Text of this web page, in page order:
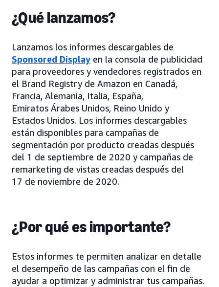
¿Qué lanzamos?
Lanzamos los informes descargables de
Sponsored Display en la consola de publicidad
para proveedores y vendedores registrados en
el Brand Registry de Amazon en Canadá,
Francia, Alemania, Italia, España,
Emiratos Árabes Unidos, Reino Unido y
Estados Unidos. Los informes descargables
están disponibles para campañas de
segmentación por producto creadas después
del 1 de septiembre de 2020 y campañas de
remarketing de vistas creadas después del
17 de noviembre de 2020.
¿Por qué es importante?
Estos informes te permiten analizar en detalle
el desempeño de las campañas con el fin de
ayudar a optimizar y administrar tus campañas.